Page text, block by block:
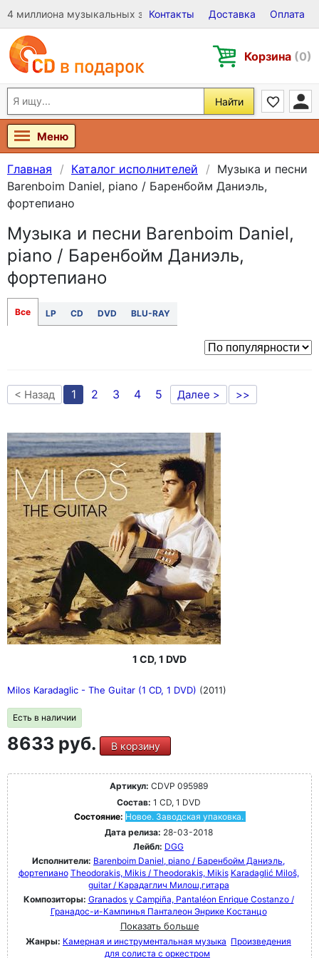
4 миллиона музыкальных записей на Виниле, CD и DVD
Контакты Доставка Оплата
Корзина (0)
Найти
Меню
Главная Каталог исполнителей
Музыка и песни
Barenboim Daniel, piano / Баренбойм Даниэль,
фортепиано
Музыка и песни Barenboim Daniel,
piano / Баренбойм Даниэль,
фортепиано
Все LP CD DVD BLU-RAY
< Назад 1 2 3 4 5 Далее > >>
1 CD, 1 DVD
Milos Karadaglic - The Guitar (1 CD, 1 DVD) (2011)
Есть в наличии
8633 руб. В корзину
Артикул: CDVP 095989
Состав: 1 CD, 1 DVD
Состояние: Новое. Заводская упаковка.
Дата релиза: 28-03-2018
Лейбл: DGG
Исполнители: Barenboim Daniel, piano / Баренбойм Даниэль,
фортепиано Theodorakis, Mikis / Theodorakis, Mikis Karadaglić Miloš,
guitar / Карадаглич Милош,гитара
Композиторы: Granados y Campiña, Pantaléon Enrique Costanzo /
Гранадос-и-Кампинья Панталеон Энрике Костанцо
Показать больше
Жанры: Камерная и инструментальная музыка Произведения
для солиста с оркестром